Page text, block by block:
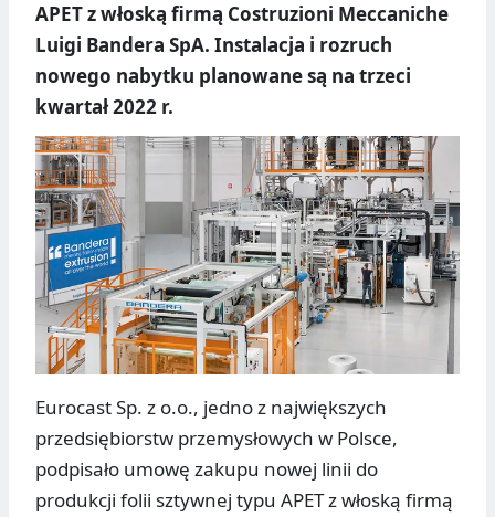
APET z włoską firmą Costruzioni Meccaniche
Luigi Bandera SpA. Instalacja i rozruch
nowego nabytku planowane są na trzeci
kwartał 2022 r.
Eurocast Sp. z o.o., jedno z największych
przedsiębiorstw przemysłowych w Polsce,
podpisało umowę zakupu nowej linii do
produkcji folii sztywnej typu APET z włoską firmą